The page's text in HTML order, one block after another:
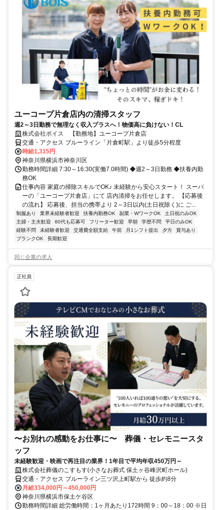
ユーコープ片倉店内の清掃スタッフ
週2～3日勤務で無理なく収入プラスへ！物価高に負けない！CL
株式会社ボイス 【勤務地】ユーコープ片倉店
交通・アクセス ブルーライン「片倉町駅」より徒歩5分程度
時給1,315円
神奈川県横浜市神奈川区
勤務時間詳細 7:30～16:30(実働7.0時間) ◆週2～3日勤務 ◆扶養内勤
務OK
仕事内容 家庭の掃除スキルでOK♪ 未経験から安心スタート！ スーパ
ーの「ユーコープ片倉店」にて 店内清掃をお任せします。 【応募後
の流れ】 応募後、担当の携帯より 2～3日以内(土日祝除く)に ご...
制服あり 業界未経験者歓迎 扶養内勤務OK 副業・WワークOK
土日祝のみOK
主婦・主夫歓迎
60代も応募可 フリーター歓迎 早朝 学歴不問
平日のみOK
経験不問
未経験者歓迎 交通費全額支給 午前 月1シフト提出 夕方
賞与あり
ブランクOK
長期歓迎
同じ企業の求人
正社員
〜お別れの感動をお仕事に〜 葬儀・セレモニースタ
ッフ
未経験歓迎・映画で再注目の業界！1年目で平均年収450万円～
株式会社葬儀のこすもす(小さなお葬式 保土ヶ谷峰沢町ホール)
交通・アクセス ブルーライン三ツ沢上町駅から 徒歩約8分
月給334,000円～450,000円
神奈川県横浜市保土ケ谷区
勤務時間詳細 総労働時間：1ヶ月あたり172時間 9：00～18：00 ※日